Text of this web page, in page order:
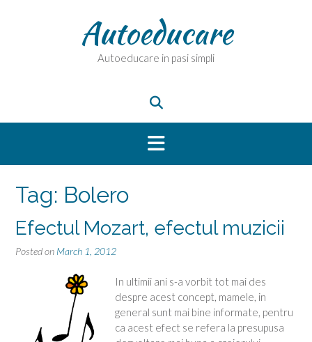
Autoeducare
Autoeducare in pasi simpli
Tag: Bolero
Efectul Mozart, efectul muzicii
Posted on March 1, 2012
In ultimii ani s-a vorbit tot mai des
despre acest concept, mamele, in
general sunt mai bine informate, pentru
ca acest efect se refera la presupusa